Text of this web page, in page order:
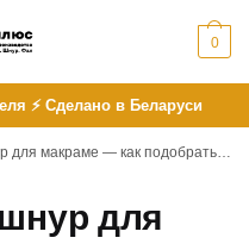
0
⚡ Сделано в Беларуси
— как подобрать идеальный вариант
для